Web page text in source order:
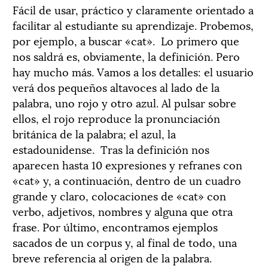
Fácil de usar, práctico y claramente orientado a
facilitar al estudiante su aprendizaje. Probemos,
por ejemplo, a buscar «cat». Lo primero que
nos saldrá es, obviamente, la definición. Pero
hay mucho más. Vamos a los detalles: el usuario
verá dos pequeños altavoces al lado de la
palabra, uno rojo y otro azul. Al pulsar sobre
ellos, el rojo reproduce la pronunciación
británica de la palabra; el azul, la
estadounidense. Tras la definición nos
aparecen hasta 10 expresiones y refranes con
«cat» y, a continuación, dentro de un cuadro
grande y claro, colocaciones de «cat» con
verbo, adjetivos, nombres y alguna que otra
frase. Por último, encontramos ejemplos
sacados de un corpus y, al final de todo, una
breve referencia al origen de la palabra.